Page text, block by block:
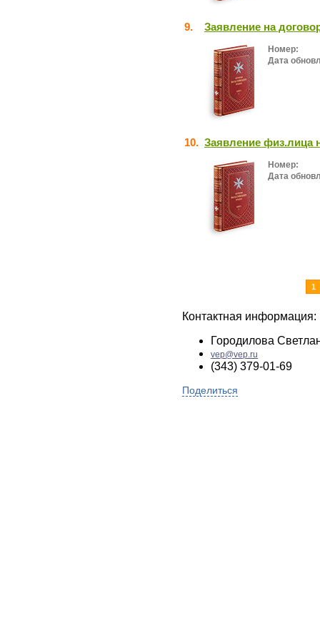
9. Заявление на
Номер:
Дата
10. Заявление физ.лица
Номер:
Дата
1
Контактная информация:
Городилова
vep@vep.ru
(343) 379-01-69
Поделиться